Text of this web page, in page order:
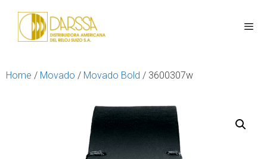
Home / Movado / Movado Bold / 3600307w